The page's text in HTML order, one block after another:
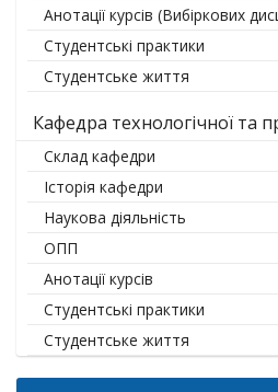
Анотації курсів (Вибіркових
Студентські практики
Студентське життя
Кафедра технологічної та
Склад кафедри
Історія кафедри
Наукова діяльність
ОПП
Анотації курсів
Студентські практики
Студентське життя